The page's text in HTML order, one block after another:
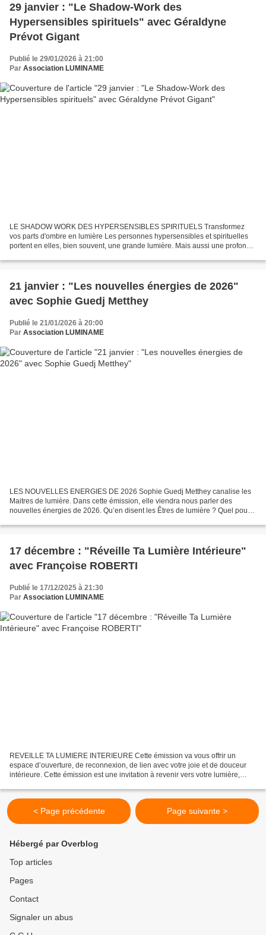
29 janvier : "Le Shadow-Work des
Hypersensibles spirituels" avec Géraldyne
Prévot Gigant
Publié le 29/01/2026 à 21:00
Par Association LUMINAME
LE SHADOW WORK DES HYPERSENSIBLES SPIRITUELS Transformez
vos parts d'ombre en lumière Les personnes hypersensibles et spirituelles
portent en elles, bien souvent, une grande lumière. Mais aussi une profonde
21 janvier : "Les nouvelles énergies de 2026"
avec Sophie Guedj Metthey
Publié le 21/01/2026 à 20:00
Par Association LUMINAME
LES NOUVELLES ENERGIES DE 2026 Sophie Guedj Metthey canalise les
Maitres de lumière. Dans cette émission, elle viendra nous parler des
nouvelles énergies de 2026. Qu’en disent les Êtres de lumière ? Quel pourra
17 décembre : "Réveille Ta Lumière Intérieure"
avec Françoise ROBERTI
Publié le 17/12/2025 à 21:30
Par Association LUMINAME
REVEILLE TA LUMIERE INTERIEURE Cette émission va vous offrir un
espace d’ouverture, de reconnexion, de lien avec votre joie et de douceur
intérieure. Cette émission est une invitation à revenir vers votre lumière,
< Page précédente Page suivante >
Hébergé par Overblog
Top articles
Pages
Contact
Signaler un abus